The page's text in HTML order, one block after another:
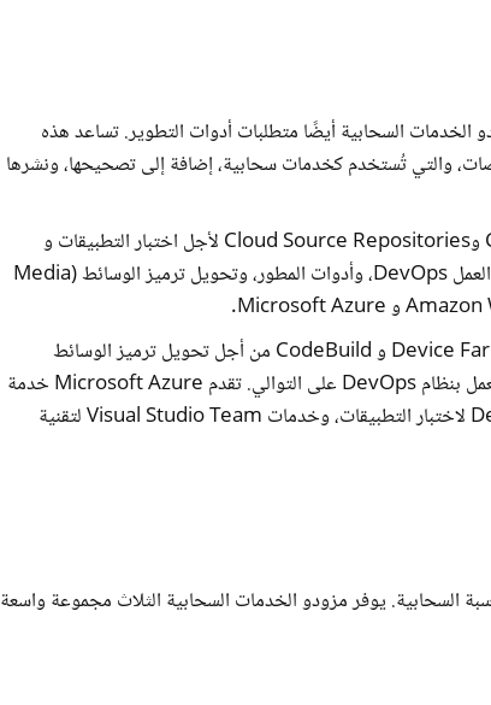
الخدمات السحابية أيضًا متطلبات أدوات التطوير. تساعد هذه
والتي تُستخدم كخدمات سحابية، إضافة إلى تصحيحها، ونشرها
تقدم Google Cloud ميزات Cloud Test Lab وCloud Source Repositories لأجل اختبار التطبيقات و
مستودعات Git على التوالي. ولكنها لا تتيح نظام العمل DevOps، وأدوات المطور، وتحويل ترميز الوسائط (Media
توفر AWS الميزات Elastic Transcoder و Device Farm و CodeBuild من أجل تحويل ترميز الوسائط
) واختبار التطبيقات والعمل بنظام DevOps على التوالي. تقدم Microsoft Azure خدمة
الوسائط لتحويل ترميز الوسائط و DevTest Labs لاختبار التطبيقات، وخدمات Visual Studio Team لتقنية
السحابية. يوفر مزودو الخدمات السحابية الثلاث مجموعة واسعة